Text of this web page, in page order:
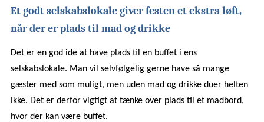
Et godt selskabslokale giver festen et ekstra løft,
når der er plads til mad og drikke
Det er en god ide at have plads til en buffet i ens
selskabslokale. Man vil selvfølgelig gerne have så mange
gæster med som muligt, men uden mad og drikke duer helten
ikke. Det er derfor vigtigt at tænke over plads til et madbord,
hvor der kan være buffet.